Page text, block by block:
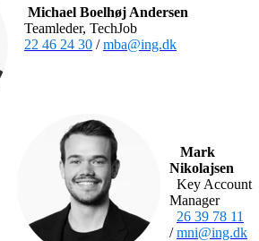
Michael Boelhøj Andersen
Teamleder, TechJob
22 46 24 30 /mba@ing.dk
Mark
Nikolajsen
Key Account
Manager
26 39 78 11
/mni@ing.dk